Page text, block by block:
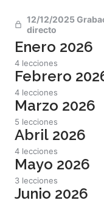
12/12/2025
directo
Enero 2026
4 lecciones
Febrero
4 lecciones
Marzo 2026
5 lecciones
Abril 2026
4 lecciones
Mayo 2026
3 lecciones
Junio 2026